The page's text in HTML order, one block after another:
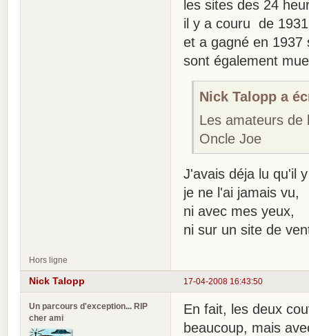
les sites des 24
il y a couru de
et a gagné en 1937
sont également
Nick Talopp a
Les amateurs de
Oncle Joe
J'avais déja lu qu'il
je ne l'ai jamais vu,
ni avec mes yeux,
ni sur un site de
Hors ligne
17-04-2008 16:43:50
Nick Talopp
Un parcours d'exception... RIP
cher ami
En fait, les deux
beaucoup, mais